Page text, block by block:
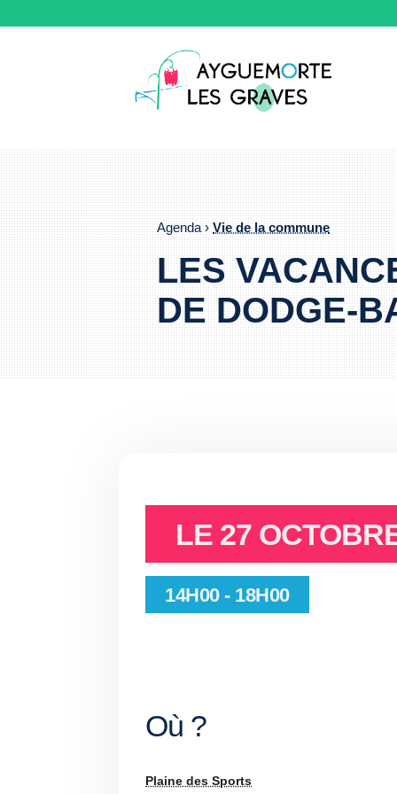
Agenda ›Vie de la commune
LES
DE DODGE-
LE 27
14H00 - 18H00
Où ?
Plaine des Sports